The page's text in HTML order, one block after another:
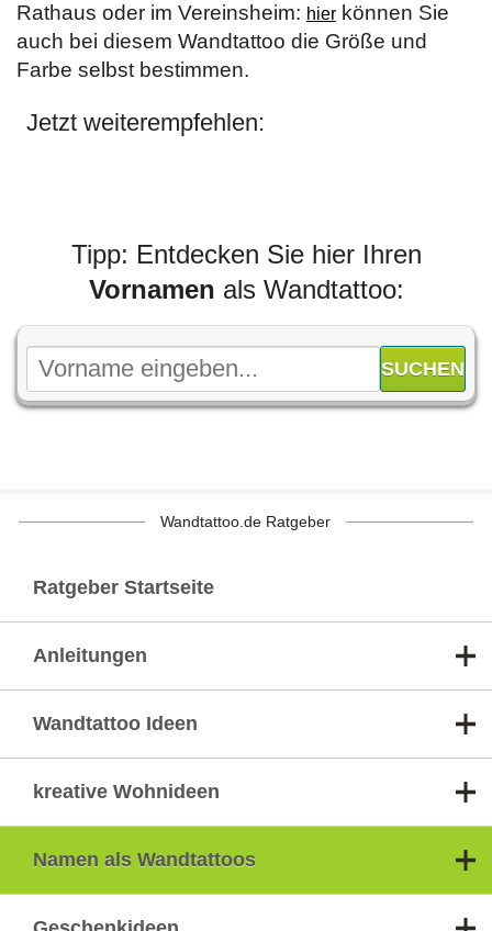
Rathaus oder im Vereinsheim: hier können Sie
auch bei diesem Wandtattoo die Größe und
Farbe selbst bestimmen.
Jetzt weiterempfehlen:
Tipp: Entdecken Sie hier Ihren
Vornamen als Wandtattoo:
Wandtattoo.de Ratgeber
Ratgeber Startseite
Anleitungen
Wandtattoo Ideen
kreative Wohnideen
Namen als Wandtattoos